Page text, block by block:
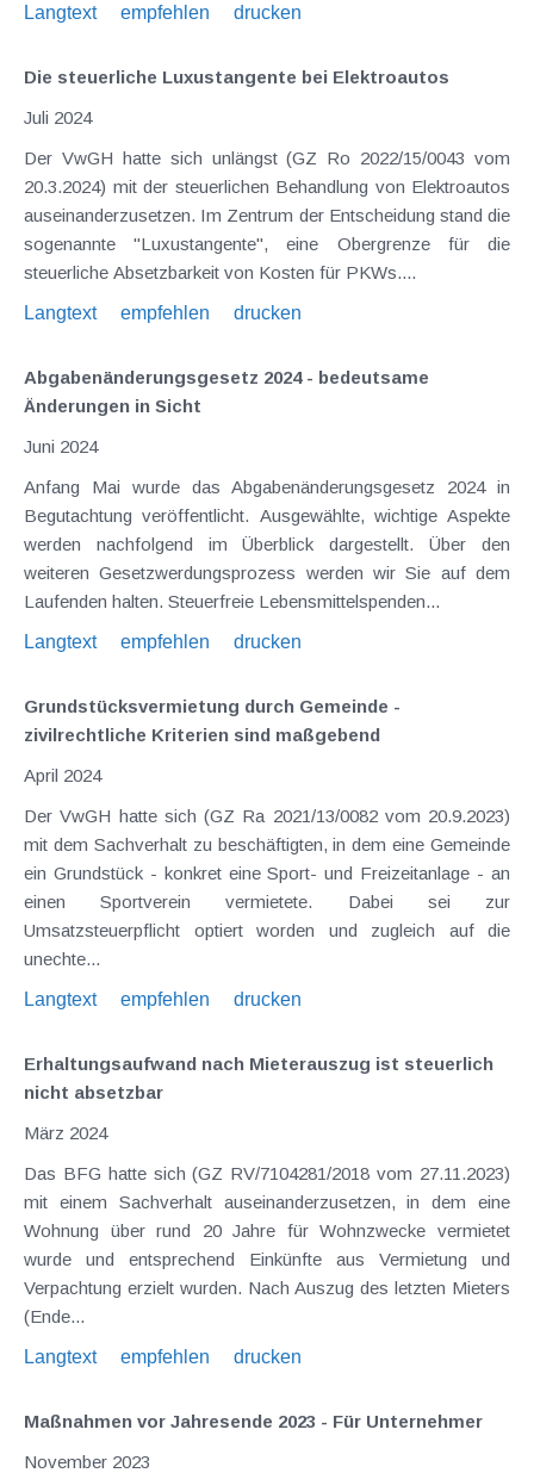
Langtext
empfehlen drucken
Die steuerliche Luxustangente bei Elektroautos
Juli 2024
Der VwGH hatte sich unlängst (GZ Ro 2022/15/0043 vom
20.3.2024) mit der steuerlichen Behandlung von Elektroautos
auseinanderzusetzen. Im Zentrum der Entscheidung stand die
sogenannte "Luxustangente", eine Obergrenze für die
steuerliche Absetzbarkeit von Kosten für PKWs....
Langtext
empfehlen drucken
Abgabenänderungsgesetz 2024 - bedeutsame
Änderungen in Sicht
Juni 2024
Anfang Mai wurde das Abgabenänderungsgesetz 2024 in
Begutachtung veröffentlicht. Ausgewählte, wichtige Aspekte
werden nachfolgend im Überblick dargestellt. Über den
weiteren Gesetzwerdungsprozess werden wir Sie auf dem
Laufenden halten. Steuerfreie Lebensmittelspenden...
Langtext
empfehlen drucken
Grundstücksvermietung durch Gemeinde -
zivilrechtliche Kriterien sind maßgebend
April 2024
Der VwGH hatte sich (GZ Ra 2021/13/0082 vom 20.9.2023)
mit dem Sachverhalt zu beschäftigten, in dem eine Gemeinde
ein Grundstück - konkret eine Sport- und Freizeitanlage - an
einen Sportverein vermietete. Dabei sei zur
Umsatzsteuerpflicht optiert worden und zugleich auf die
unechte...
Langtext
empfehlen drucken
Erhaltungsaufwand nach Mieterauszug ist steuerlich
nicht absetzbar
März 2024
Das BFG hatte sich (GZ RV/7104281/2018 vom 27.11.2023)
mit einem Sachverhalt auseinanderzusetzen, in dem eine
Wohnung über rund 20 Jahre für Wohnzwecke vermietet
wurde und entsprechend Einkünfte aus Vermietung und
Verpachtung erzielt wurden. Nach Auszug des letzten Mieters
(Ende...
Langtext
empfehlen drucken
Maßnahmen vor Jahresende 2023 - Für Unternehmer
November 2023